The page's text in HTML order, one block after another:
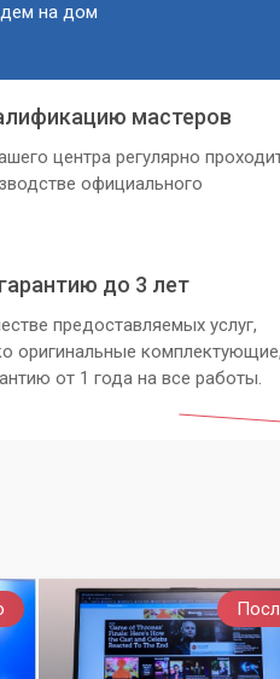
на дом
мастеров
центра регулярно
официального
до 3 лет
предоставляемых услуг,
оригинальные комплектующие,
от 1 года на все работы.